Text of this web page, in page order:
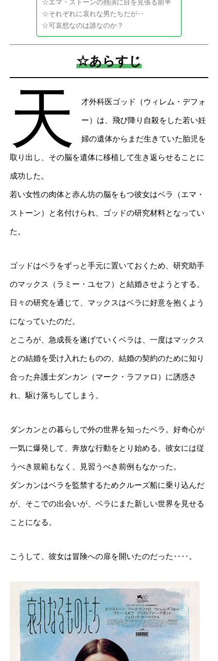
☆エマ・ストーンの熱演に目を見張る前半
☆それぞれに哀れな男たちだが‥
☆可哀想なのは誰なのか？
☆あらすじ
天 才外科医ゴッド（ウィレム・デフォ
ー）は、飛び降り自殺をした若い妊
婦の遺体からまだ生きていた胎児を
取り出し、その脳を遺体に移植して生き返らせることに
成功した。
若い女性の肉体と赤ん坊の脳をもつ彼女はベラ（エマ・
ストーン）と名付けられ、ゴッドの研究材料となってい
た。
ゴッドはベラをずっと手元に置いておくため、研究助手
のマックス（ラミー・ユセフ）と結婚させようとする。
日々の研究を通じて、マックスはベラに好意を抱くよう
になっていたのだ。
ところが、急成長を遂げていくベラは、一度はマックス
との結婚を受け入れたものの、結婚の契約のために知り
合った弁護士ダンカン（マーク・ラファロ）に誘惑さ
れ、駆け落ちしてしまう。
ダンカンとの暮らしで外の世界を知ったベラ。好奇心が
一気に爆発して、奔放な行動をとり始める。彼女には従
うべき規範もなく、見習うべき前例もなかった。
ダンカンはベラを監禁するためクルーズ船に乗り込んだ
が、そこでの出会いが、ベラにまた新しい世界を見せる
ことになる。
こうして、彼女は冒険への扉を開いたのだった‥‥。